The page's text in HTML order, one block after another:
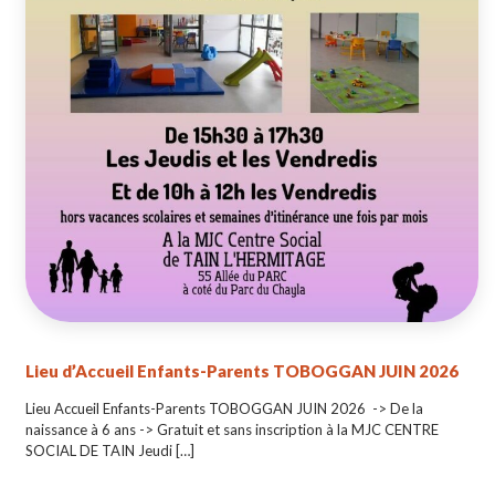
Lieu d’Accueil Enfants-Parents TOBOGGAN JUIN 2026
Lieu Accueil Enfants-Parents TOBOGGAN JUIN 2026 -> De la
naissance à 6 ans -> Gratuit et sans inscription à la MJC CENTRE
SOCIAL DE TAIN Jeudi[…]